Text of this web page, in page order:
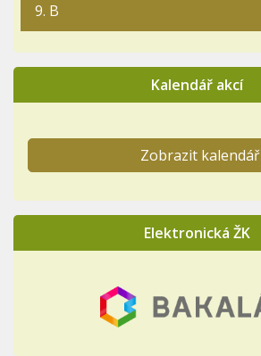
9. B
Kalendář akcí
Zobrazit kalendář
Elektronická ŽK